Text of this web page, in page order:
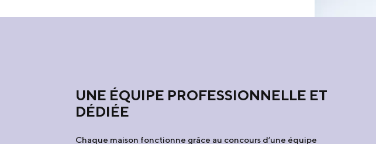
UNE ÉQUIPE PROFESSIONNELLE ET
DÉDIÉE
Chaque maison fonctionne grâce au concours d’une équipe